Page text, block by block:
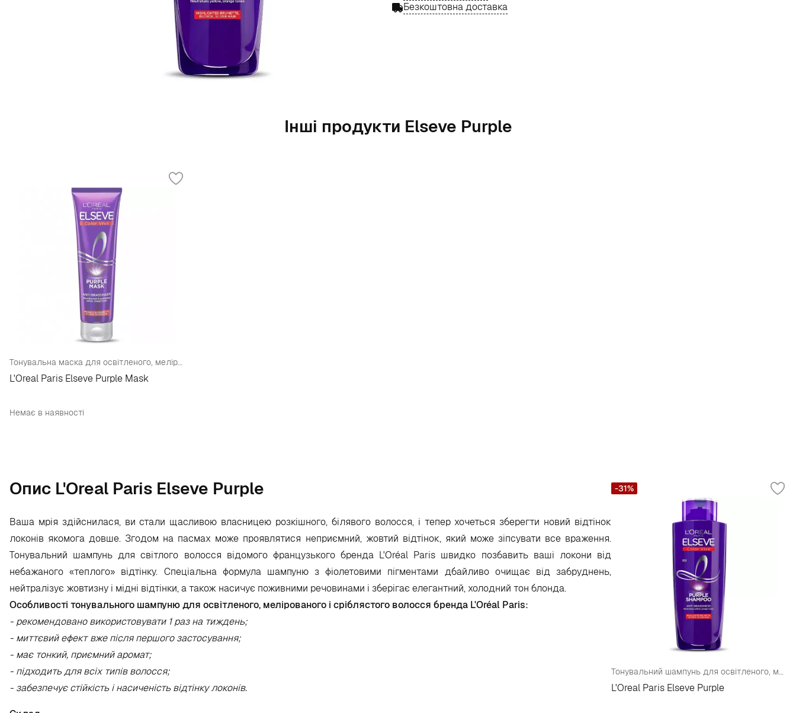
Безкоштовна доставка
Інші продукти Elseve Purple
Тонувальна маска для освітленого, мелірованого і сріблястого волосся
L'Oreal Paris Elseve Purple Mask
Немає в наявності
Опис L'Oreal Paris Elseve Purple
Ваша мрія здійснилася, ви стали щасливою власницею розкішного, білявого волосся, і тепер хочеться зберегти новий відтінок
локонів якомога довше. Згодом на пасмах може проявлятися неприємний, жовтий відтінок, який може зіпсувати все враження.
Тонувальний шампунь для світлого волосся відомого французького бренда L'Oréal Paris швидко позбавить ваші локони від
небажаного «теплого» відтінку. Спеціальна формула шампуню з фіолетовими пігментами дбайливо очищає від забруднень,
нейтралізує жовтизну і мідні відтінки, а також насичує поживними речовинами і зберігає елегантний, холодний тон блонда.
Особливості тонувального шампуню для освітленого, мелірованого і сріблястого волосся бренда L'Oréal Paris:
- рекомендовано використовувати 1 раз на тиждень;
- миттєвий ефект вже після першого застосування;
- має тонкий, приємний аромат;
- підходить для всіх типів волосся;
- забезпечує стійкість і насиченість відтінку локонів.
Тонувальний шампунь для освітленого, мелірованого і сріблястого волосся
L'Oreal Paris Elseve Purple
-31%